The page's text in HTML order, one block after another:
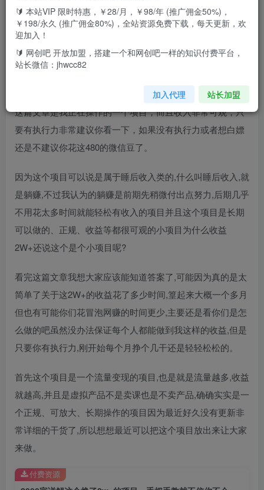
2000字详解这个挣了2w+的项目，手把手教就不信你不会
【付费文章】
这篇文章是我正在操作的一个项目，而且收入非常可观，只
要有执行力非常建议你看一下，如果没有执行力或者想白嫖
还是不建议你花这480的微信豆了。
因为这个项目可以说是属于睡后收入类的,什么叫睡后收入,就
是躺赚,不过我认为的躺赚是前期先稍微付出点努力,后期几乎
不用花太多时间就能轻松有收入的项目并且这个项目是长期
可以做的、正规、收益等都很可观的小项目为什么收益
2W+还说这个是个小项目呢?
看完这篇文章我想大家应该能知道答案了,可能因为真的是太
简单了关于这2W+的收益花了多少时间,篁起来大概一个多月
但也有可能你们花冒泡网赚的时间更少,主要还是看你们是怎
么做的吧虽然没办法保证每个人都能做到我这样的收益,但是
只要你有执行力,刚开始每个月挣个几干还是轻轻松松的。
首先这个项目是一个流量变现的项目,也是就是流量越多,收益
就越高,并且是虚拟产品不是卖课也是不卖产品,确确实实是一
个正规、可放大、长期操作的项目因为最近好久没有更新非
常详细的干货了,所以想想最近可以把这个项目放出来让大家
来做。
付费资源
🔰 本站VIP 限时特惠，￥28/月，￥98/年 (推广佣金50%)，
￥198/永久 (推广佣金80%)，全站资源免费下载，每天更新，欢
迎加入！
🔰 网创吧 开放加盟，搭建一个和网创吧一样的知识付费平台，
站长微信：jhwcc82
加入代理 站长加盟